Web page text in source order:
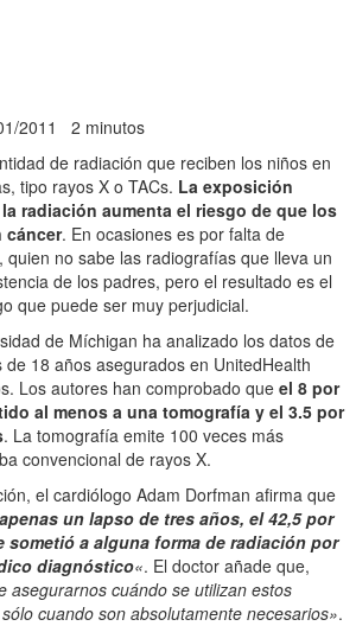
2011 2 minutos
de radiación que reciben los niños en
tipo rayos X o TACs. La exposición
radiación aumenta el riesgo de que los
cáncer. En ocasiones es por falta de
quien no sabe las radiografías que lleva un
de los padres, pero el resultado es el
que puede ser muy perjudicial.
de Míchigan ha analizado los datos de
18 años asegurados en UnitedHealth
Los autores han comprobado que el 8 por
al menos a una tomografía y el 3.5 por
. La tomografía emite 100 veces más
convencional de rayos X.
el cardiólogo Adam Dorfman afirma que
un lapso de tres años, el 42,5 por
a alguna forma de radiación por
diagnóstico«. El doctor añade que,
asegurarnos cuándo se utilizan estos
cuando son absolutamente necesarios».